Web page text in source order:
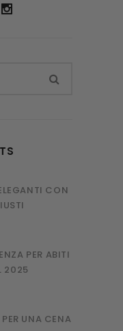
CON
PER ABITI
2025
UNA CENA